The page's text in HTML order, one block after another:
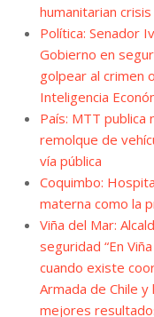
humanitarian
Política: Senador
Gobierno en
golpear al crimen
Inteligencia
País: MTT
remolque de
vía pública
Coquimbo:
materna como la
Viña del Mar:
seguridad “En
cuando existe
Armada de Chile
mejores